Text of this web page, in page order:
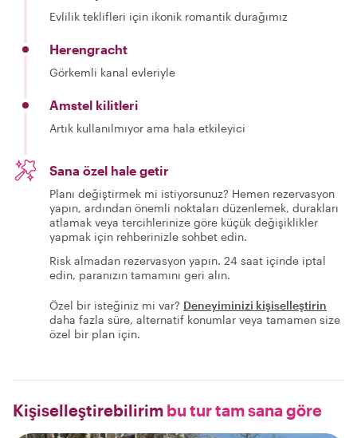
Evlilik teklifleri için ikonik romantik durağımız
Herengracht
Görkemli kanal evleriyle
Amstel kilitleri
Artık kullanılmıyor ama hala etkileyici
Sana özel hale getir
Planı değiştirmek mi istiyorsunuz? Hemen rezervasyon
yapın, ardından önemli noktaları düzenlemek, durakları
atlamak veya tercihlerinize göre küçük değişiklikler
yapmak için rehberinizle sohbet edin.
Risk almadan rezervasyon yapın. 24 saat içinde iptal
edin, paranızın tamamını geri alın.
Özel bir isteğiniz mi var? Deneyiminizi kişiselleştirin
daha fazla süre, alternatif konumlar veya tamamen size
özel bir plan için.
Kişiselleştirebilirim bu tur tam sana göre